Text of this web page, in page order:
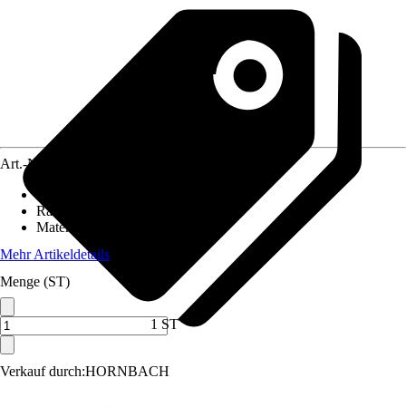
Verkauf durch:HORNBACH
Art.-Nr.
Räume
Material
Mehr Artikeldetails
Menge (ST)
1 ST